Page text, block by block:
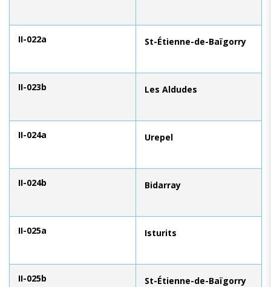
II-022a St-Étienne-de-Baïgorry
II-023b Les Aldudes
II-024a Urepel
II-024b Bidarray
II-025a Isturits
II-025b St-Étienne-de-Baïgorry